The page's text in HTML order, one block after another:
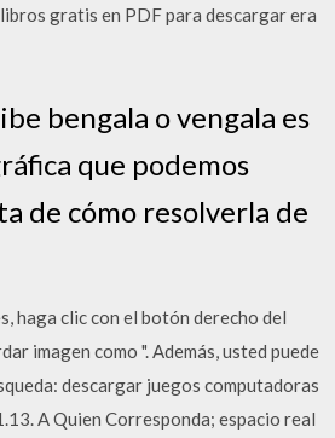
gratis en PDF para descargar era
bengala o vengala es
que podemos
de cómo resolverla de
haga clic con el botón derecho del
imagen como ". Además, usted puede
descargar juegos computadoras
A Quien Corresponda; espacio real